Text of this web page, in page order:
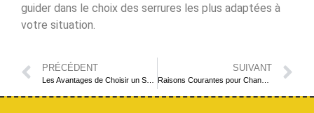
guider dans le choix des serrures les plus adaptées à
votre situation.
PRÉCÉDENT SUIVANT
Raisons Courantes pour Changer une Serrure : Garantir la Sécurité et la Tranquillité d’Esprit à Lyon